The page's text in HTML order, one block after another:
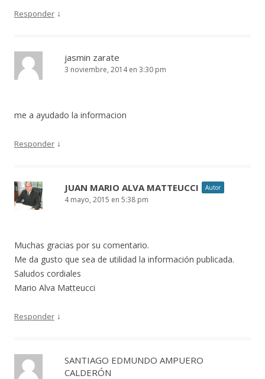
Responder ↓
jasmin zarate
3 noviembre, 2014 en 3:30 pm
me a ayudado la informacion
Responder ↓
JUAN MARIO ALVA MATTEUCCI Autor
4 mayo, 2015 en 5:38 pm
Muchas gracias por su comentario.
Me da gusto que sea de utilidad la información publicada.
Saludos cordiales
Mario Alva Matteucci
Responder ↓
SANTIAGO EDMUNDO AMPUERO
CALDERÓN